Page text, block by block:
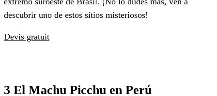
descubrir uno de estos sitios misteriosos!
Devis gratuit
3 El Machu Picchu en Perú